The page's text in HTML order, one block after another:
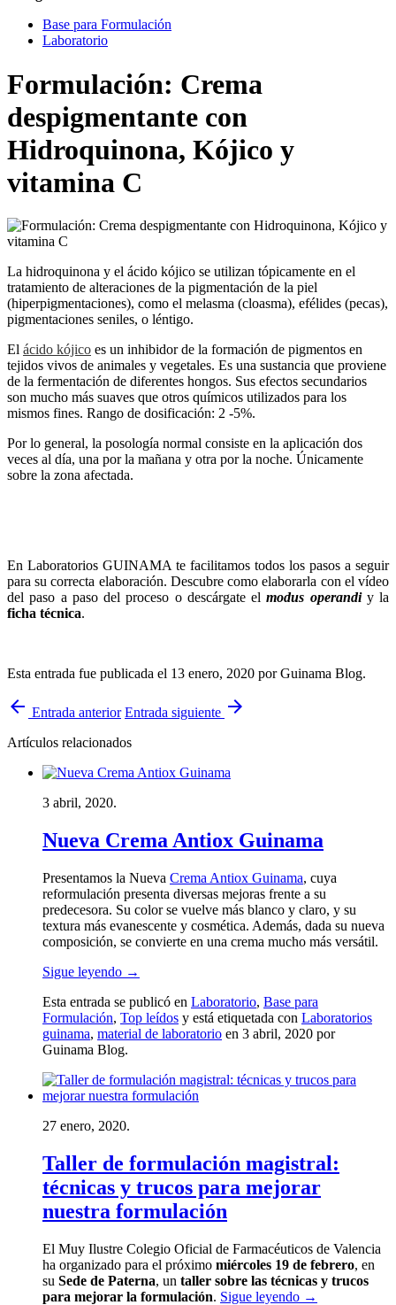
Base para Formulación
Laboratorio
Formulación: Crema
despigmentante con
Hidroquinona, Kójico y
vitamina C
La hidroquinona y el ácido kójico se utilizan tópicamente en el
tratamiento de alteraciones de la pigmentación de la piel
(hiperpigmentaciones), como el melasma (cloasma), efélides (pecas),
pigmentaciones seniles, o léntigo.
El ácido kójico es un inhibidor de la formación de pigmentos en
tejidos vivos de animales y vegetales. Es una sustancia que proviene
de la fermentación de diferentes hongos. Sus efectos secundarios
son mucho más suaves que otros químicos utilizados para los
mismos fines. Rango de dosificación: 2 -5%.
Por lo general, la posología normal consiste en la aplicación dos
veces al día, una por la mañana y otra por la noche. Únicamente
sobre la zona afectada.
En Laboratorios GUINAMA te facilitamos todos los pasos a seguir
para su correcta elaboración. Descubre como elaborarla con el vídeo
del paso a paso del proceso o descárgate elmodus operandiy la
ficha técnica.
Esta entrada fue publicada el 13 enero, 2020 por Guinama Blog.
arrow_back Entrada anterior Entrada siguiente arrow_forward
Artículos relacionados
3 abril, 2020.
Nueva Crema Antiox Guinama
Presentamos la Nueva Crema Antiox Guinama, cuya
reformulación presenta diversas mejoras frente a su
predecesora. Su color se vuelve más blanco y claro, y su
textura más evanescente y cosmética. Además, dada su nueva
composición, se convierte en una crema mucho más versátil.
Sigue leyendo →
Esta entrada se publicó en Laboratorio, Base para
Formulación, Top leídos y está etiquetada con Laboratorios
guinama, material de laboratorio en 3 abril, 2020 por
Guinama Blog.
27 enero, 2020.
Taller de formulación magistral:
técnicas y trucos para mejorar
nuestra formulación
El Muy Ilustre Colegio Oficial de Farmacéuticos de Valencia
ha organizado para el próximo miércoles 19 de febrero, en
su Sede de Paterna, un taller sobre las técnicas y trucos
para mejorar la formulación. Sigue leyendo →